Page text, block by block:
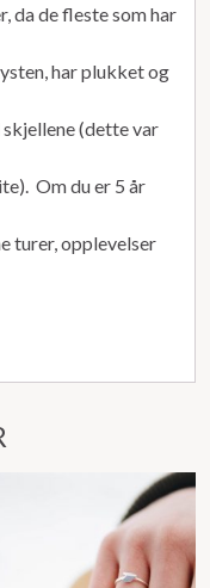
da de fleste som har
har plukket og
skjellene (dette var
Om du er 5 år
turer, opplevelser